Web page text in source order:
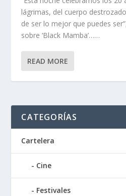
lágrimas, del cuerpo
de ser lo mejor que puedes
sobre ‘Black Mamba’……
READ MORE
CATEGORÍAS
Cartelera
Cine
Festivales